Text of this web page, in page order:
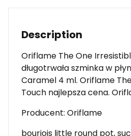
Description
Oriflame The One
długotrwała szminka w
Caramel 4 ml. Oriflame
Touch najlepsza cena.
Producent: Oriflame
bourjois little round pot,